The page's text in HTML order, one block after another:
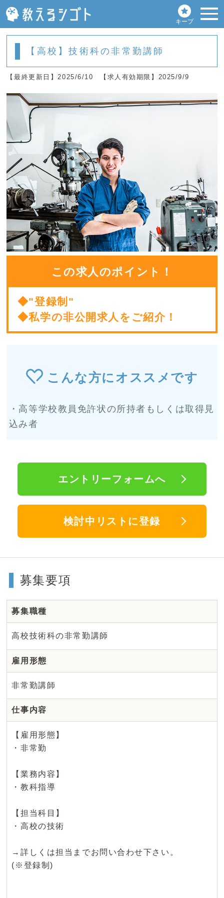
キープ
【高校】技術科の非常勤講師
【最終更新日】2025/6/10 【求人有効期限】2025/9/9
この求人のポイント！
◆"登録制"
◆私学の非公開求人をご紹介！
こんな方にオススメです
・高等学校教員免許状の所持者もしくは取得見
込み者
エントリーフォームへ
検討中リストに登録
募集要項
募集職種
高校技術科の非常勤講師
雇用形態
非常勤講師
仕事内容
【雇用形態】
・非常勤
【業務内容】
・教科指導
【担当科目】
・高校の技術
→詳しくは担当までお問い合わせ下さい。
(※登録制)